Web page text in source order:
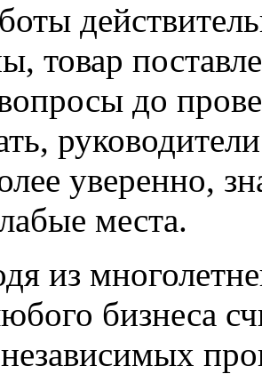
товар
до
уверенно,
места.
из
бизнеса